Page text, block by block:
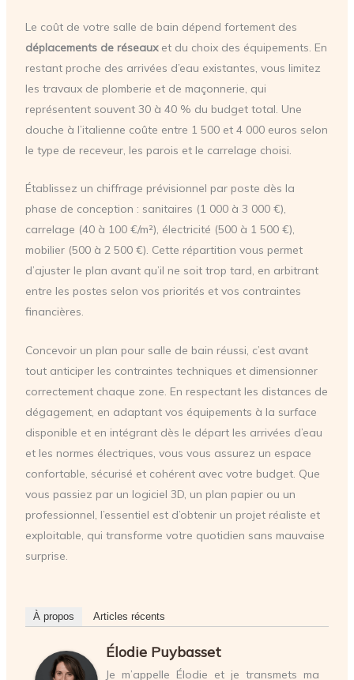
Le coût de votre salle de bain dépend fortement des
déplacements de réseauxet du choix des équipements. En
restant proche des arrivées d’eau existantes, vous limitez
les travaux de plomberie et de maçonnerie, qui
représentent souvent 30 à 40 % du budget total. Une
douche à l’italienne coûte entre 1 500 et 4 000 euros selon
le type de receveur, les parois et le carrelage choisi.
Établissez un chiffrage prévisionnel par poste dès la
phase de conception : sanitaires (1 000 à 3 000 €),
carrelage (40 à 100 €/m²), électricité (500 à 1 500 €),
mobilier (500 à 2 500 €). Cette répartition vous permet
d’ajuster le plan avant qu’il ne soit trop tard, en arbitrant
entre les postes selon vos priorités et vos contraintes
financières.
Concevoir un plan pour salle de bain réussi, c’est avant
tout anticiper les contraintes techniques et dimensionner
correctement chaque zone. En respectant les distances de
dégagement, en adaptant vos équipements à la surface
disponible et en intégrant dès le départ les arrivées d’eau
et les normes électriques, vous vous assurez un espace
confortable, sécurisé et cohérent avec votre budget. Que
vous passiez par un logiciel 3D, un plan papier ou un
professionnel, l’essentiel est d’obtenir un projet réaliste et
exploitable, qui transforme votre quotidien sans mauvaise
surprise.
À propos Articles récents
Élodie Puybasset
Je m’appelle Élodie et je transmets ma